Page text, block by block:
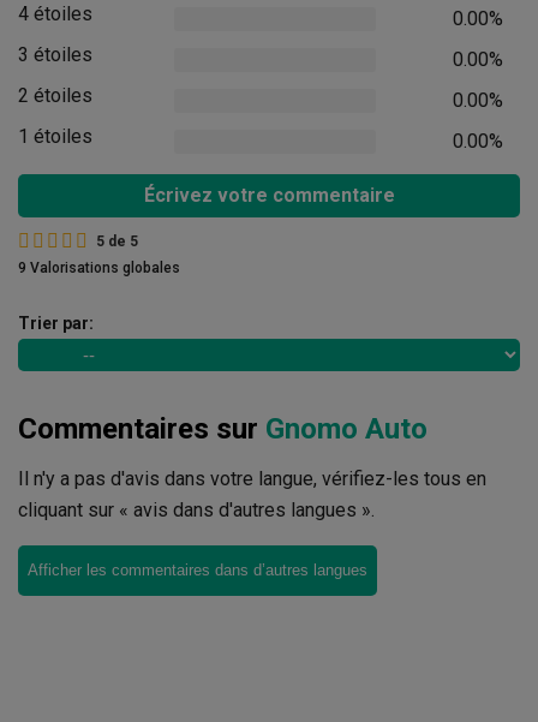
4 étoiles
0.00%
3 étoiles
0.00%
2 étoiles
0.00%
1 étoiles
0.00%
Écrivez votre commentaire
5 de 5
9 Valorisations globales
Trier par:
Commentaires sur Gnomo Auto
Il n'y a pas d'avis dans votre langue, vérifiez-les tous en
cliquant sur « avis dans d'autres langues ».
Afficher les commentaires dans d’autres langues